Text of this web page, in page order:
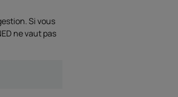
Si vous
ne vaut pas